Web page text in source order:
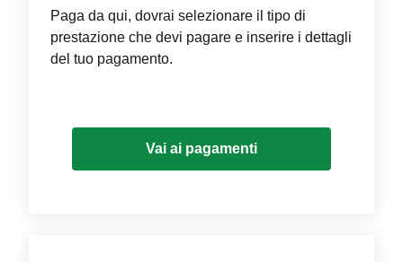
Paga da qui, dovrai selezionare il tipo di
prestazione che devi pagare e inserire i dettagli
del tuo pagamento.
Vai ai pagamenti